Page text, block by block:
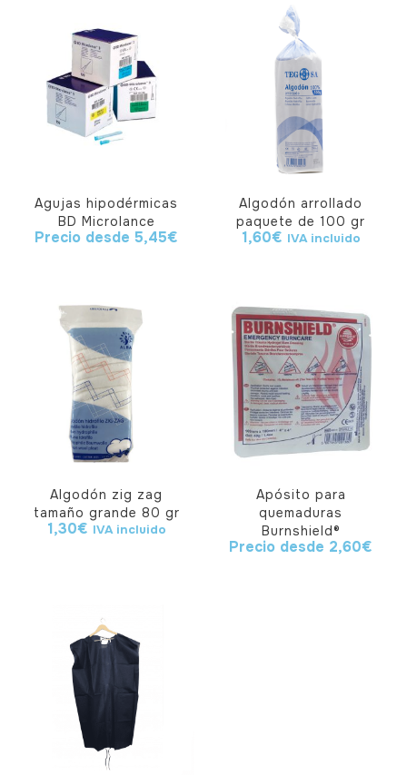
Agujas hipodérmicas
BD Microlance
Precio desde 5,45€
Algodón arrollado
paquete de 100 gr
1,60€ IVA incluido
Algodón zig zag
tamaño grande 80 gr
1,30€ IVA incluido
Apósito para
quemaduras
Burnshield®
Precio desde 2,60€